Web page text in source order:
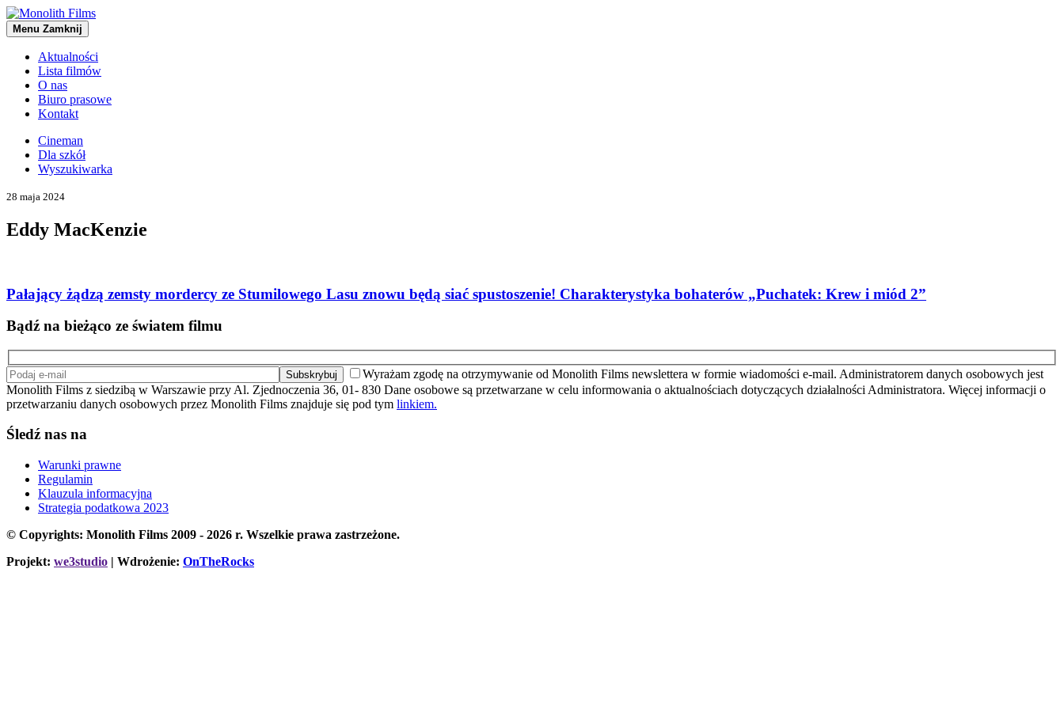
Menu Zamknij
Aktualności
Lista filmów
O nas
Biuro prasowe
Kontakt
Cineman
Dla szkół
Wyszukiwarka
28 maja 2024
Eddy MacKenzie
Pałający żądzą zemsty mordercy ze Stumilowego Lasu znowu będą siać spustoszenie! Charakterystyka bohaterów „Puchatek: Krew i miód 2”
Bądź na bieżąco ze światem filmu
Wyrażam zgodę na otrzymywanie od Monolith Films newslettera w formie wiadomości e-mail. Administratorem danych osobowych jest
Monolith Films z siedzibą w Warszawie przy Al. Zjednoczenia 36, 01- 830 Dane osobowe są przetwarzane w celu informowania o aktualnościach dotyczących działalności Administratora. Więcej informacji o
przetwarzaniu danych osobowych przez Monolith Films znajduje się pod tym linkiem.
Śledź nas na
Warunki prawne
Regulamin
Klauzula informacyjna
Strategia podatkowa 2023
© Copyrights: Monolith Films 2009 - 2026 r. Wszelkie prawa zastrzeżone.
Projekt: we3studio | Wdrożenie: OnTheRocks